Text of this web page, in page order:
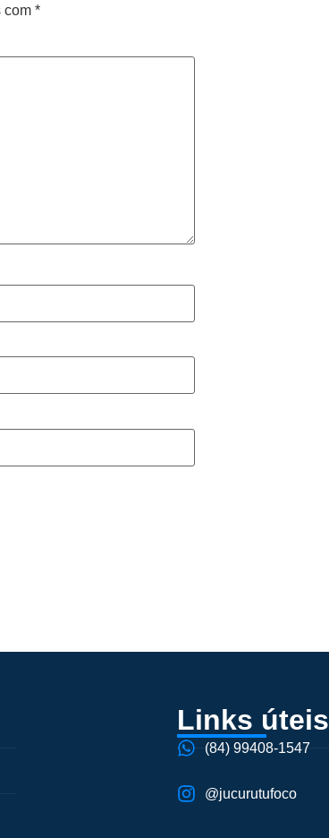
com *
Links úteis
(84) 99408-1547
@jucurutufoco